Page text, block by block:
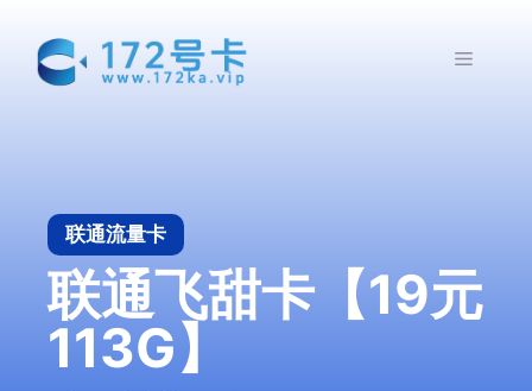
菜
联通流量卡
联通飞甜卡【19元
113G】